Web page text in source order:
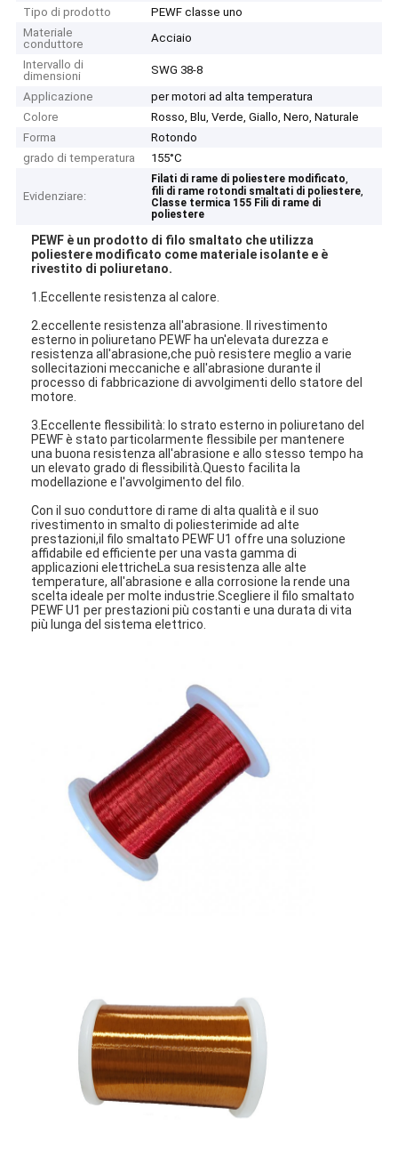
Casa.
Prodotti
Tipo di prodotto
PEWF classe uno
Materiale
conduttore
Acciaio
Intervallo di
dimensioni
SWG 38-8
Applicazione
per motori ad alta temperatura
Colore
Rosso, Blu, Verde, Giallo, Nero, Naturale
Forma
Rotondo
grado di temperatura
155°C
Evidenziare:
Filati di rame di poliestere modificato,
fili di rame rotondi smaltati di poliestere,
Classe termica 155 Fili di rame di
poliestere
PEWF è un prodotto di filo smaltato che utilizza
poliestere modificato come materiale isolante e è
rivestito di poliuretano.
1.Eccellente resistenza al calore.
2.eccellente resistenza all'abrasione. Il rivestimento
esterno in poliuretano PEWF ha un'elevata durezza e
resistenza all'abrasione,che può resistere meglio a varie
sollecitazioni meccaniche e all'abrasione durante il
processo di fabbricazione di avvolgimenti dello statore del
motore.
3.Eccellente flessibilità: lo strato esterno in poliuretano del
PEWF è stato particolarmente flessibile per mantenere
una buona resistenza all'abrasione e allo stesso tempo ha
un elevato grado di flessibilità.Questo facilita la
modellazione e l'avvolgimento del filo.
Con il suo conduttore di rame di alta qualità e il suo
rivestimento in smalto di poliesterimide ad alte
prestazioni,il filo smaltato PEWF U1 offre una soluzione
affidabile ed efficiente per una vasta gamma di
applicazioni elettricheLa sua resistenza alle alte
temperature, all'abrasione e alla corrosione la rende una
scelta ideale per molte industrie.Scegliere il filo smaltato
PEWF U1 per prestazioni più costanti e una durata di vita
più lunga del sistema elettrico.